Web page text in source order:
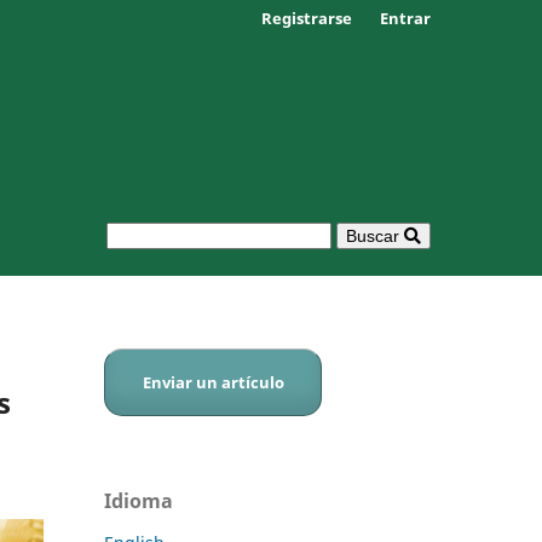
Buscar
Registrarse Entrar
Enviar un artículo
Idioma